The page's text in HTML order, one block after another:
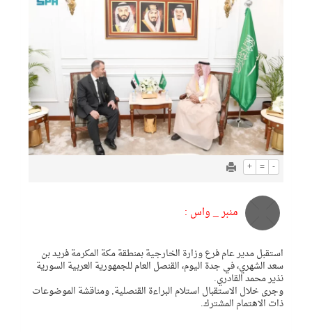
+ = -
منبر _ واس :
استقبل مدير عام فرع وزارة الخارجية بمنطقة مكة المكرمة فريد بن
سعد الشهري، في جدة اليوم، القنصل العام للجمهورية العربية السورية
نذير محمد القادري.
وجرى خلال الاستقبال استلام البراءة القنصلية, ومناقشة الموضوعات
ذات الاهتمام المشترك.